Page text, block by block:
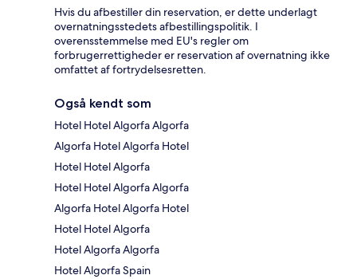
Hvis du afbestiller din reservation, er dette underlagt
overnatningsstedets afbestillingspolitik. I
overensstemmelse med EU's regler om
forbrugerrettigheder er reservation af overnatning ikke
omfattet af fortrydelsesretten.
Også kendt som
Hotel Hotel Algorfa Algorfa
Algorfa Hotel Algorfa Hotel
Hotel Hotel Algorfa
Hotel Hotel Algorfa Algorfa
Algorfa Hotel Algorfa Hotel
Hotel Hotel Algorfa
Hotel Algorfa Algorfa
Hotel Algorfa Spain